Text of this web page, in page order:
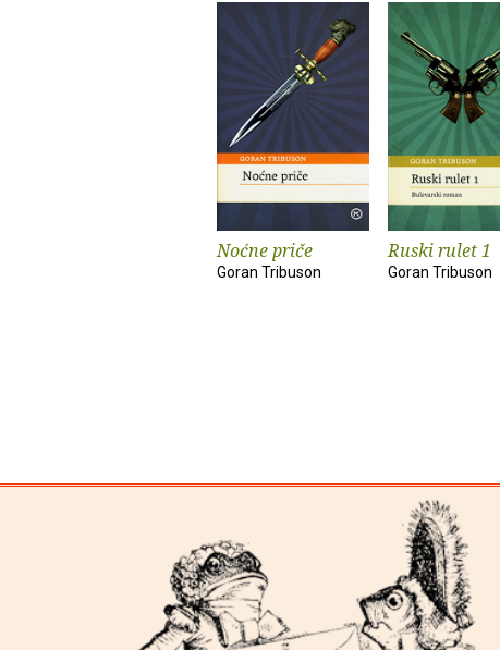
Noćne priče
Goran Tribuson
Ruski rulet 1
Goran Tribuson